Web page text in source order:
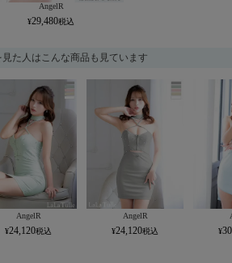
AngelR
29,480
見た人はこんな商品も見ています
AngelR
24,120
AngelR
24,120